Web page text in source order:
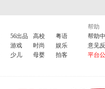
56出品 高校
粤语
游戏 时尚
娱乐
少儿 母婴 拍客
帮助
帮助
意见
平台